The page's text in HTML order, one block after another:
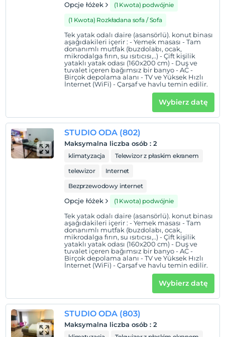
Opcje łóżek
(1 Kwota) podwójnie
(1 Kwota) Rozkładana sofa / Sofa
Tek yatak odalı daire (asansörlü). konut binası
aşağıdakileri içerir : - Yemek masası - Tam
donanımlı mutfak (buzdolabı, ocak,
mikrodalga fırın, su ısıtıcısı,..) - Çift kişilik
yataklı yatak odası (160x200 cm) - Duş ve
tuvalet içeren bağımsız bir banyo - AC -
Birçok depolama alanı - TV ve Yüksek Hızlı
İnternet (WiFi) - Çarşaf ve havlu temin edilir.
Wybierz datę
STUDIO ODA (802)
Maksymalna liczba osób : 2
klimatyzacja
Telewizor z płaskim ekranem
telewizor
Internet
Bezprzewodowy internet
Opcje łóżek (1 Kwota) podwójnie
Tek yatak odalı daire (asansörlü). konut binası
aşağıdakileri içerir : - Yemek masası - Tam
donanımlı mutfak (buzdolabı, ocak,
mikrodalga fırın, su ısıtıcısı,..) - Çift kişilik
yataklı yatak odası (160x200 cm) - Duş ve
tuvalet içeren bağımsız bir banyo - AC -
Birçok depolama alanı - TV ve Yüksek Hızlı
İnternet (WiFi) - Çarşaf ve havlu temin edilir.
Wybierz datę
STUDIO ODA (803)
Maksymalna liczba osób : 2